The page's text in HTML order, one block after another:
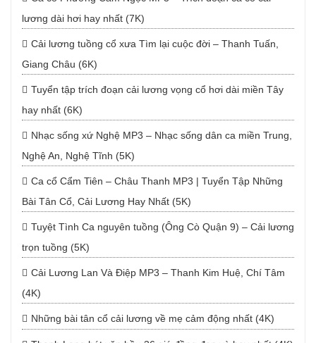
lương dài hơi hay nhất (7K)
Cải lương tuồng cổ xưa Tìm lại cuộc đời – Thanh Tuấn,
Giang Châu (6K)
Tuyển tập trích đoạn cải lương vọng cổ hơi dài miền Tây
hay nhất (6K)
Nhạc sống xứ Nghệ MP3 – Nhạc sống dân ca miền Trung,
Nghệ An, Nghệ Tĩnh (5K)
Ca cổ Cẩm Tiên – Châu Thanh MP3 | Tuyển Tập Những
Bài Tân Cổ, Cải Lương Hay Nhất (5K)
Tuyệt Tình Ca nguyên tuồng (Ông Cò Quận 9) – Cải lương
trọn tuồng (5K)
Cải Lương Lan Và Điệp MP3 – Thanh Kim Huệ, Chí Tâm
(4K)
Những bài tân cổ cải lương về mẹ cảm động nhất (4K)